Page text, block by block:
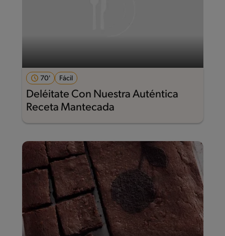
70' Fácil
Deléitate Con Nuestra Auténtica
Receta Mantecada